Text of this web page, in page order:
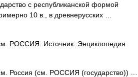
с республиканской формой
10 в., в древнерусских …
Источник: Энциклопедия
(см. РОССИЯ (государство)) …